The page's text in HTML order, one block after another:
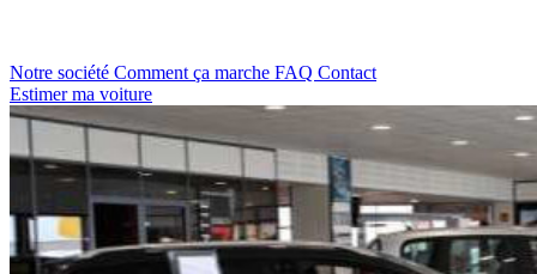
Notre société Comment ça marche FAQ Contact
Estimer ma voiture